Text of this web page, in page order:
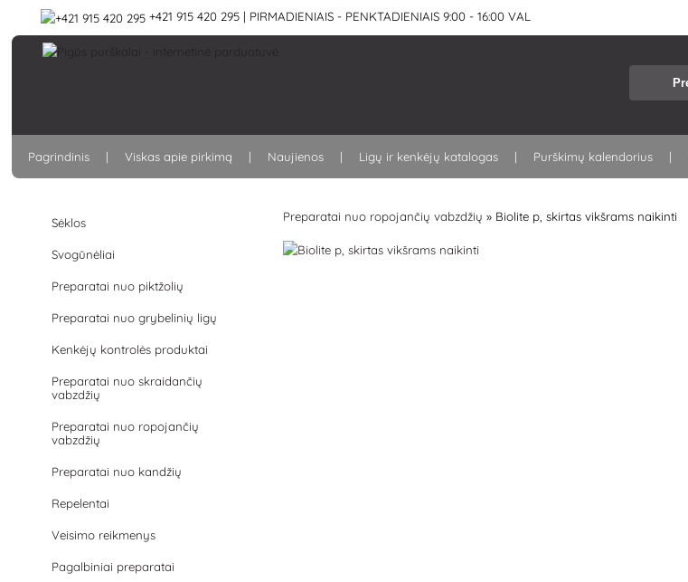
+421 915 420 295 | PIRMADIENIAIS - PENKTADIENIAIS 9:00 - 16:00 VAL
Pagrindinis Viskas apie pirkimą Naujienos Ligų ir kenkėjų katalogas Purškimų kalendorius
Sėklos
Svogūnėliai
Preparatai nuo piktžolių
Preparatai nuo grybelinių ligų
Kenkėjų kontrolės produktai
Preparatai nuo skraidančių
vabzdžių
Preparatai nuo ropojančių
vabzdžių
Preparatai nuo kandžių
Repelentai
Veisimo reikmenys
Pagalbiniai preparatai
Preparatai nuo ropojančių vabzdžių » Biolite p, skirtas vikšrams naikinti